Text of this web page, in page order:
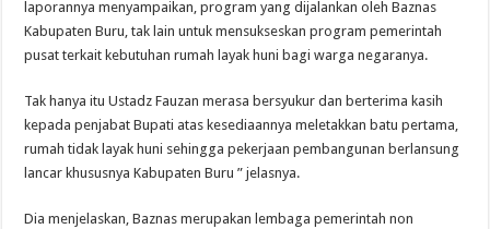
laporannya menyampaikan, program yang dijalankan oleh Baznas
Kabupaten Buru, tak lain untuk mensukseskan program pemerintah
pusat terkait kebutuhan rumah layak huni bagi warga negaranya.
Tak hanya itu Ustadz Fauzan merasa bersyukur dan berterima kasih
kepada penjabat Bupati atas kesediaannya meletakkan batu pertama,
rumah tidak layak huni sehingga pekerjaan pembangunan berlansung
lancar khususnya Kabupaten Buru ” jelasnya.
Dia menjelaskan, Baznas merupakan lembaga pemerintah non